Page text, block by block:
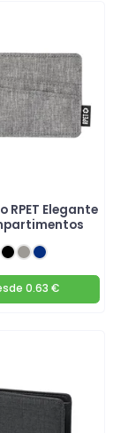
RPET Elegante
0.63 €